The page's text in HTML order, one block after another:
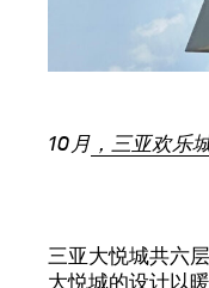
10月 ，三亚欢乐
三亚大悦城共六
大悦城的设计以